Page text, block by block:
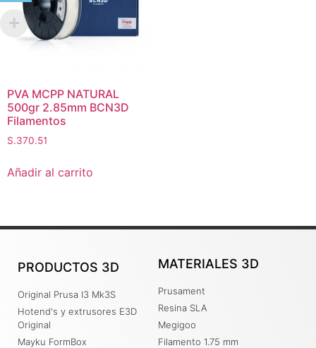
PVA MCPP NATURAL
500gr 2.85mm BCN3D
Filamentos
S.370.51
Añadir al carrito
PRODUCTOS 3D
Original Prusa I3 Mk3S
Hotend's y extrusores E3D
Original
Mayku FormBox
MATERIALES 3D
Prusament
Resina SLA
Megigoo
Filamento 1.75 mm